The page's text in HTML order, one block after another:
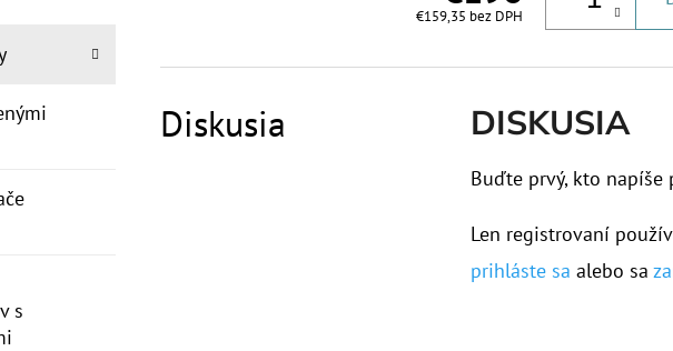
s
€159,35 bez DPH
Diskusia DISKUSIA
Buďte prvý, kto
Len registrovaní
prihláste sa alebo sa